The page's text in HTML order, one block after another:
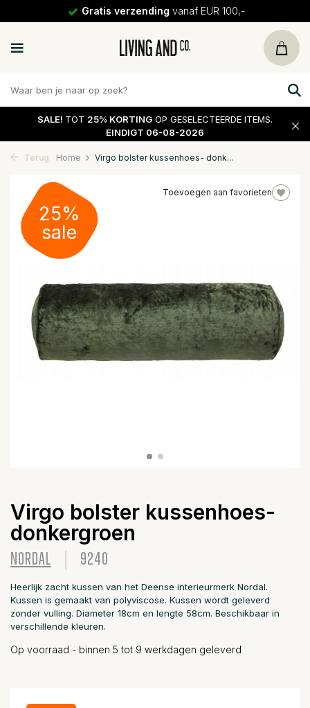
Gratis verzending vanaf EUR 100,-
SALE! TOT 25% KORTING OP GESELECTEERDE ITEMS.
EINDIGT 06-08-2026
Terug Home Virgo bolster kussenhoes- donk...
Toevoegen aan favorieten
25%
sale
Virgo bolster kussenhoes-
donkergroen
NORDAL 9240
Heerlijk zacht kussen van het Deense interieurmerk Nordal.
Kussen is gemaakt van polyviscose. Kussen wordt geleverd
zonder vulling. Diameter 18cm en lengte 58cm. Beschikbaar in
verschillende kleuren.
Op voorraad - binnen 5 tot 9 werkdagen geleverd